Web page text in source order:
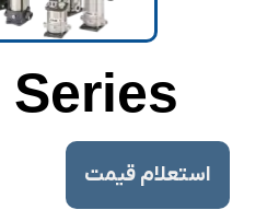
Series
​استعلام قیمت